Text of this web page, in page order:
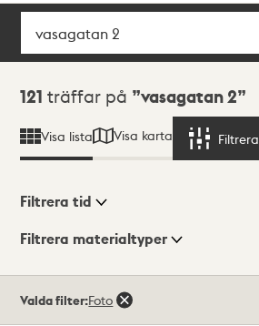
Sök
Sökresultat
121 träffar på vasagatan 2
Visa lista Visa karta Filtrera
Visningsläge
Filtrera tid
Filtrera materialtyper
121träffar
Valda filter:Foto